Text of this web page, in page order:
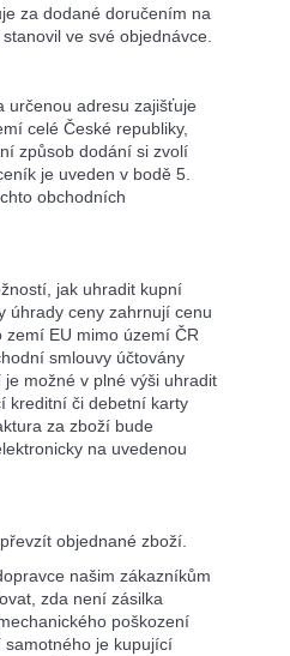
za dodané doručením na
ve své objednávce.
určenou adresu zajišťuje
celé České republiky,
způsob dodání si zvolí
je uveden v bodě 5.
obchodních
jak uhradit kupní
úhrady ceny zahrnují cenu
zemí EU mimo území ČR
smlouvy účtovány
možné v plné výši uhradit
kreditní či debetní karty
za zboží bude
na uvedenou
objednané zboží.
našim zákazníkům
zda není zásilka
poškození
je kupující